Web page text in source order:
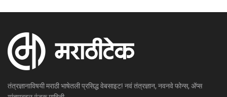
तंत्रज्ञानाविषयी मराठी भाषेतली प्रसिद्ध वेबसाइट! नवं तंत्रज्ञान, नवनवे फोन्स, ॲप्स